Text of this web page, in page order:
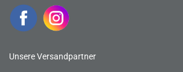
Unsere Versandpartner